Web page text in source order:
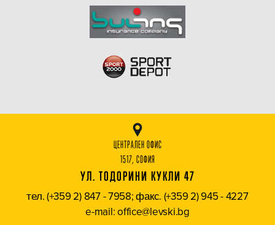
ЦЕНТРАЛЕН ОФИС
1517, СОФИЯ
УЛ. ТОДОРИНИ КУКЛИ 47
тел. (+359 2) 847 - 7958; факс. (+359 2) 945 - 4227
e-mail: office@levski.bg